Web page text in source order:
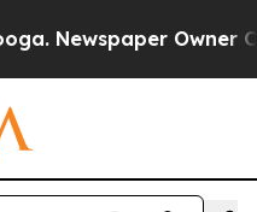
Newspaper Owner